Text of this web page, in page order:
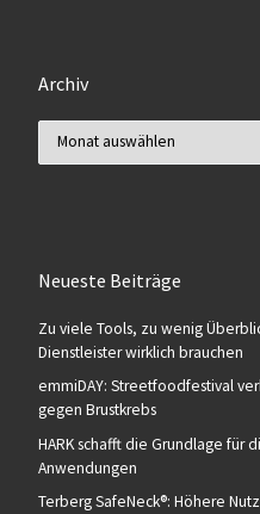
Archiv
Neueste Beiträge
Zu viele Tools, zu wenig
Dienstleister wirklich brauchen
emmiDAY: Streetfoodfestival
gegen Brustkrebs
HARK schafft die Grundlage für
Anwendungen
Terberg SafeNeck®: Höhere